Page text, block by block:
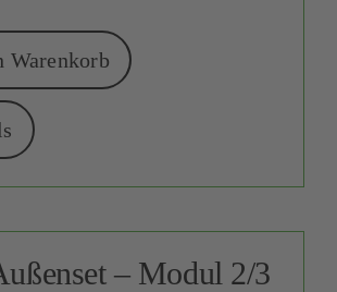
Warenkorb
– Modul 2/3